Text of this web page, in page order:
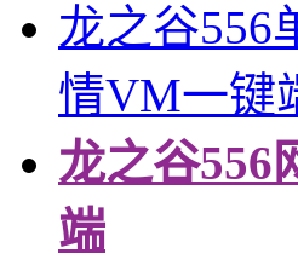
龙之谷556
情VM一键
龙之谷556
端